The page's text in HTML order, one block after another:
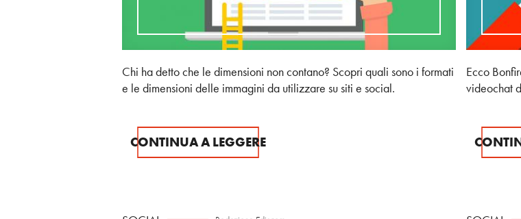
Chi ha detto che le dimensioni non contano? Scopri quali sono i formati
e le dimensioni delle immagini da utilizzare su siti e social.
CONTINUA A LEGGERE
Ecco
videochat